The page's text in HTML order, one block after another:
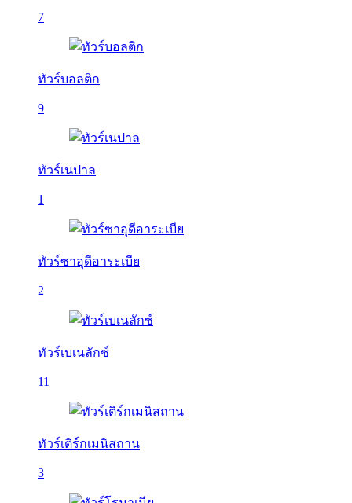
7
ทัวร์บอลติก
9
ทัวร์เนปาล
1
ทัวร์ซาอุดีอาระเบีย
2
ทัวร์เบเนลักซ์
11
ทัวร์เติร์กเมนิสถาน
3